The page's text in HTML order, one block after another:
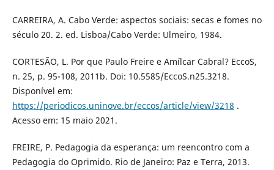
CARREIRA, A. Cabo Verde: aspectos sociais: secas e fomes no
século 20. 2. ed. Lisboa/Cabo Verde: Ulmeiro, 1984.
CORTESÃO, L. Por que Paulo Freire e Amílcar Cabral? EccoS,
n. 25, p. 95-108, 2011b. Doi: 10.5585/EccoS.n25.3218.
Disponível em:
https://periodicos.uninove.br/eccos/article/view/3218 .
Acesso em: 15 maio 2021.
FREIRE, P. Pedagogia da esperança: um reencontro com a
Pedagogia do Oprimido. Rio de Janeiro: Paz e Terra, 2013.